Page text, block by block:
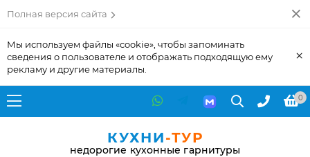
Полная версия сайта
Мы используем файлы «cookie», чтобы запоминать
сведения о пользователе и отображать подходящую ему
рекламу и другие материалы.
×
0
КУХНИ-ТУР
недорогие кухонные гарнитуры